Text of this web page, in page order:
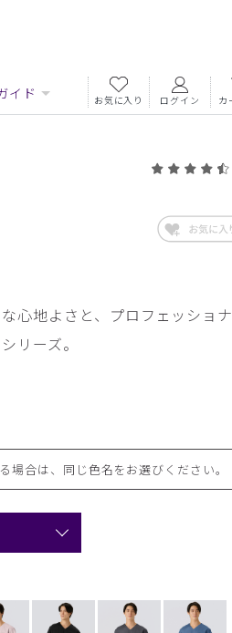
イド お気に入り ログイン カ
心地よさと、プロフェッショ
リーズ。
合は、同じ色名をお選びください。